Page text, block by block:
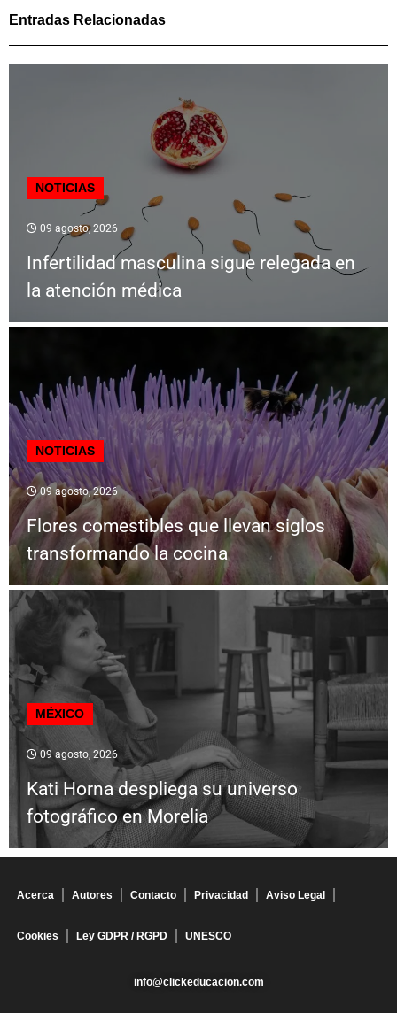
Entradas Relacionadas
NOTICIAS
09 agosto, 2026
Infertilidad masculina sigue relegada en
la atención médica
NOTICIAS
09 agosto, 2026
Flores comestibles que llevan siglos
transformando la cocina
MÉXICO
09 agosto, 2026
Kati Horna despliega su universo
fotográfico en Morelia
Acerca Autores Contacto Privacidad Aviso Legal
Cookies Ley GDPR / RGPD UNESCO
info@clickeducacion.com